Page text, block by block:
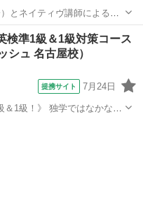
とネイティヴ講師による会
ュ＆復習タイムあり、120
よ。 試験によく出る言い回
準1級＆1級対策コース
ュ 名古屋校）
提携サイト 7月24日
1級！》 独学ではなかなか